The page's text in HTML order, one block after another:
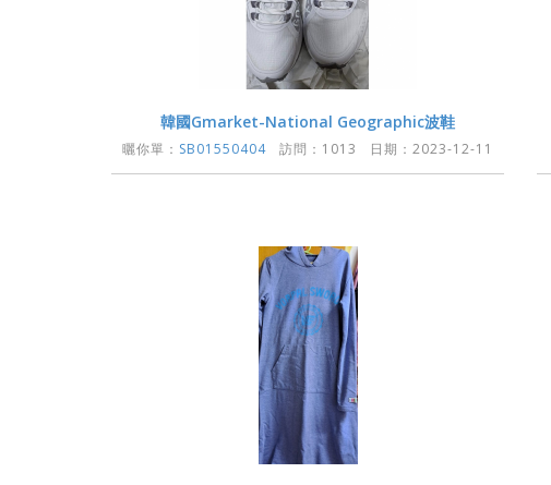
韓國Gmarket-National Geographic波鞋
曬你單： SB01550404 訪問：1013 日期：2023-12-11